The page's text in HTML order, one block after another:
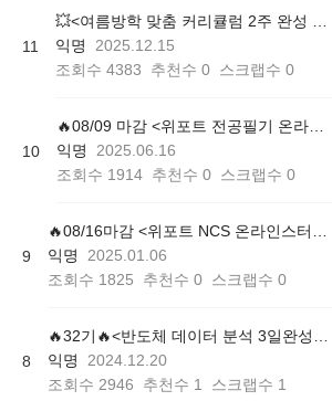
11
💥<여름방학 맞춤 커리큘럼 2주 완성 무료 스터디> 모집 시작!
익명
2025.12.15
조회수 4383 추천수 0 스크랩수 0
10
🔥08/09 마감 <위포트 전공필기 온라인스터디> 최신 전공필기 전 강의 무료제공!
익명
2025.06.16
조회수 1914 추천수 0 스크랩수 0
9
🔥08/16마감 <위포트 NCS 온라인스터디> 최신 NCS 전강의 무료제공!
익명
2025.01.06
조회수 1825 추천수 0 스크랩수 0
8
🔥32기🔥<반도체 데이터 분석 3일완성 스터디> 모집 중!
익명
2024.12.20
조회수 2946 추천수 1 스크랩수 1